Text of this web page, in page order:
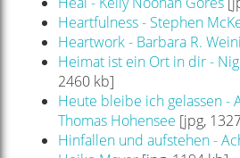
Heartfulness - Stephen
Heartwork - Barbara R.
Heimat ist ein Ort in dir -
2460 kb]
Heute bleibe ich gelassen -
Thomas Hohensee [jpg,
Hinfallen und aufstehen -